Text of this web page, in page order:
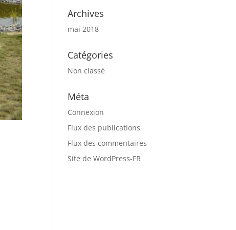
Archives
mai 2018
Catégories
Non classé
Méta
Connexion
Flux des publications
Flux des commentaires
Site de WordPress-FR